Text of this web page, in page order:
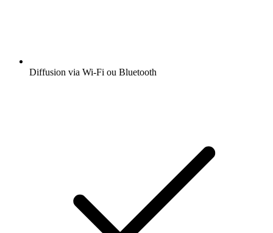
Diffusion via Wi-Fi ou Bluetooth